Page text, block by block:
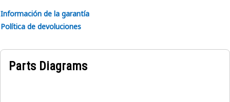
Información de la garantía
Política de devoluciones
Parts Diagrams